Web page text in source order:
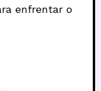
enfrentar o